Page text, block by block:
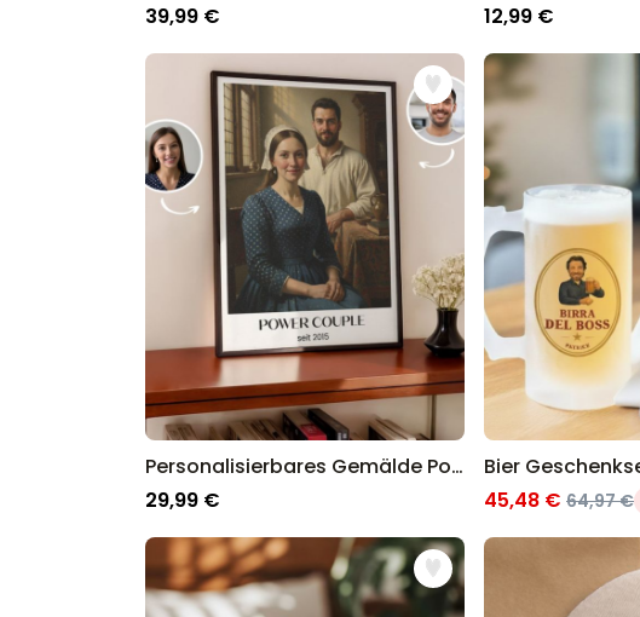
39,99 €
12,99 €
Personalisierbares Gemälde Poster
29,99 €
Bier
45,48 € 64,97 €